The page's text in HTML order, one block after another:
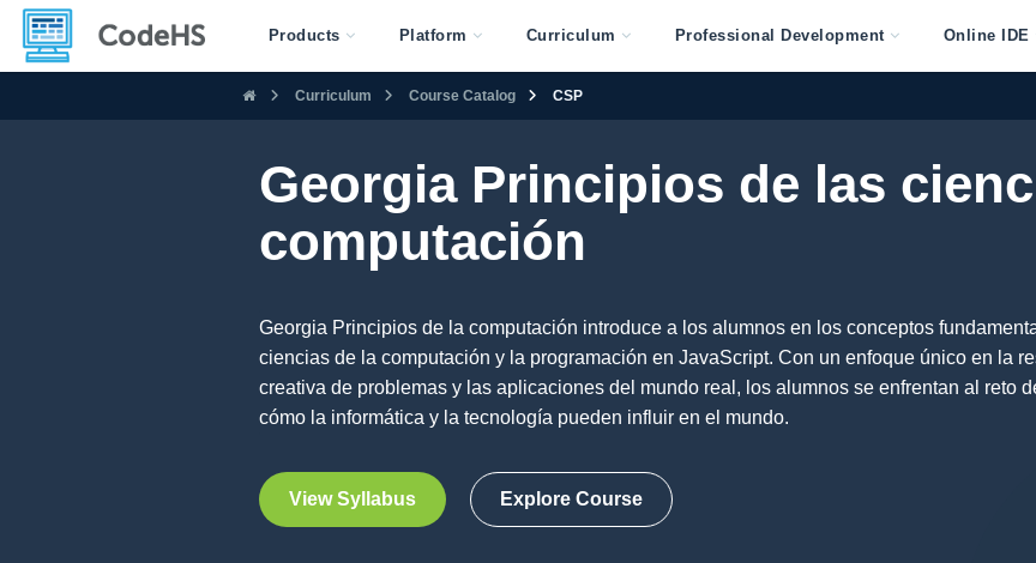
Products Platform Curriculum Professional Development Online IDE
Curriculum Course Catalog CSP
Georgia Principios de las
computación
Georgia Principios de la computación introduce a los alumnos en los conceptos
ciencias de la computación y la programación en JavaScript. Con un enfoque único en la
creativa de problemas y las aplicaciones del mundo real, los alumnos se enfrentan al reto
cómo la informática y la tecnología pueden influir en el mundo.
View Syllabus Explore Course